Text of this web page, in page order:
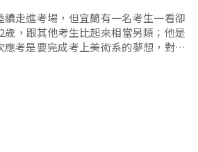
走進考場，但宜蘭有一名考生一看卻
，跟其他考生比起來相當另類；他是
考是要完成考上美術系的夢想，對於